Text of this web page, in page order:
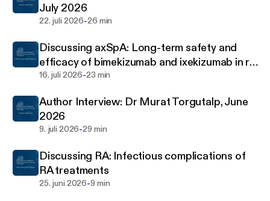
July 2026
22. juli 2026-26 min
Discussing axSpA: Long-term safety and
efficacy of bimekizumab and ixekizumab in r-
axSpA
16. juli 2026-23 min
Author Interview: Dr Murat Torgutalp, June
2026
9. juli 2026-29 min
Discussing RA: Infectious complications of
RA treatments
25. juni 2026-9 min